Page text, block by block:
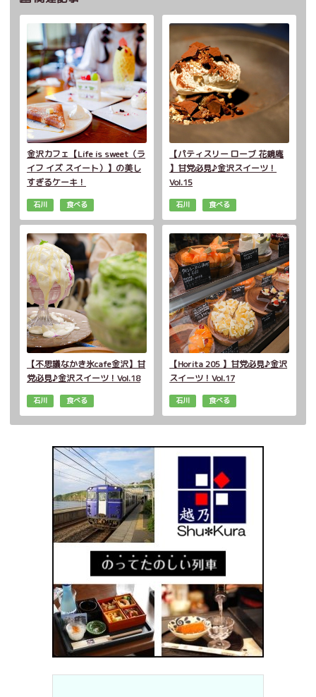
金沢カフェ【Life is sweet（ラ
イフ イズ スイート）】の美し
すぎるケーキ！
石川 食べる
【パティスリー ローブ 花鏡庵
】甘党必見♪金沢スイーツ！
Vol.15
石川 食べる
【不思議なかき氷cafe金沢】甘
党必見♪金沢スイーツ！Vol.18
石川 食べる
【Horita 205 】甘党必見♪金沢
スイーツ！Vol.17
石川 食べる